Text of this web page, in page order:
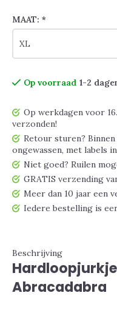
MAAT: *
Op voorraad 1-2
Op werkdagen voor
verzonden!
Retour sturen?
ongewassen, met labels
Niet goed? Ruilen
GRATIS verzending
Meer dan 10 jaar een
Iedere bestelling is
Beschrijving
Abracadabra